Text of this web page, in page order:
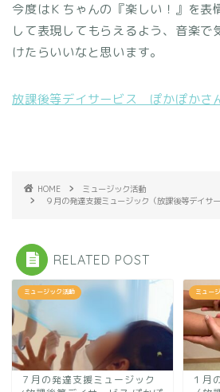
今度はＫちゃんの『楽しい！』を表
して表現してもらえるよう、音楽で
けたらいいなと思います。
放課後等デイサービス ぽかぽかさ
HOME
ミュージック活動
９月の発達支援ミュージック（放課後等デイサ
RELATED POST
ミュージック活動
７月の発達支援ミュージック
ミュー
１月